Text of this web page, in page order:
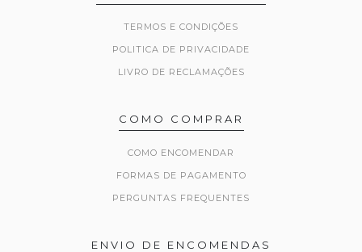
TERMOS E CONDIÇÕES
POLITICA DE PRIVACIDADE
LIVRO DE RECLAMAÇÕES
COMO COMPRAR
COMO ENCOMENDAR
FORMAS DE PAGAMENTO
PERGUNTAS FREQUENTES
ENVIO DE ENCOMENDAS